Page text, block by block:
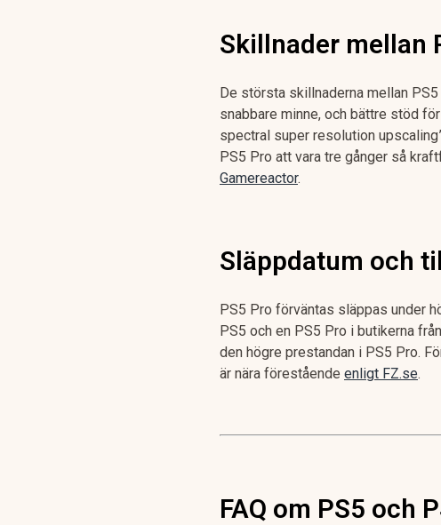
Skillnader mellan
De största skillnaderna mellan
snabbare minne, och bättre stöd
spectral super resolution
PS5 Pro att vara tre gånger så
Gamereactor.
Släppdatum och
PS5 Pro förväntas släppas under
PS5 och en PS5 Pro i butikerna
den högre prestandan i PS5 Pro.
är nära förestående enligt FZ.se.
FAQ om PS5 och